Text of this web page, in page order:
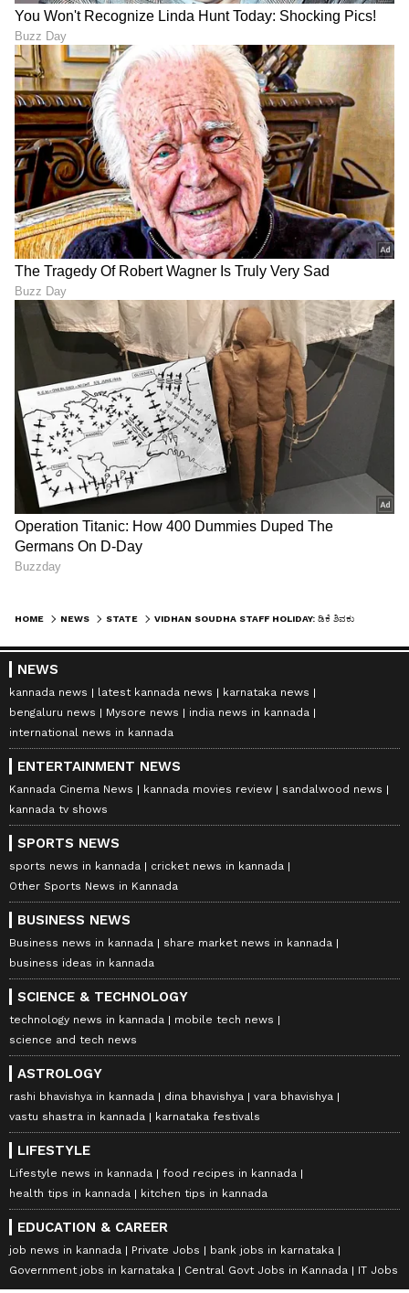
HOME NEWS STATE
NEWS
kannada news latest kannada news
karnataka news
bengaluru news
Mysore news
india news in kannada
international news in kannada
ENTERTAINMENT NEWS
Kannada Cinema News kannada movies review
sandalwood news
kannada tv shows
SPORTS NEWS
sports news in kannada
cricket news in kannada
Other Sports News in Kannada
BUSINESS NEWS
Business news in kannada
share market news in kannada
business ideas in kannada
SCIENCE & TECHNOLOGY
technology news in kannada
mobile tech news
science and tech news
ASTROLOGY
rashi bhavishya in kannada dina bhavishya
vara bhavishya
vastu shastra in kannada
karnataka festivals
LIFESTYLE
Lifestyle news in kannada
food recipes in kannada
health tips in kannada
kitchen tips in kannada
EDUCATION & CAREER
job news in kannada Private Jobs
bank jobs in karnataka
Government jobs in karnataka
Central Govt Jobs in Kannada IT Jobs